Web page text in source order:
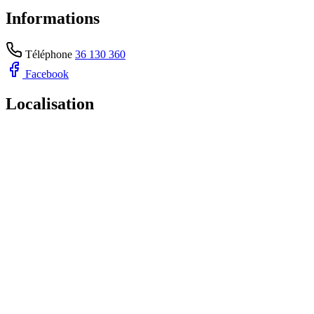
Informations
Téléphone 36 130 360
Facebook
Localisation